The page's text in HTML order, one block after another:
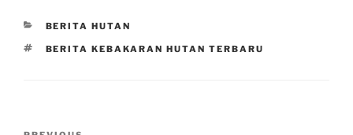
CATEGORIES
BERITA HUTAN
TAGS
BERITA KEBAKARAN HUTAN TERBARU